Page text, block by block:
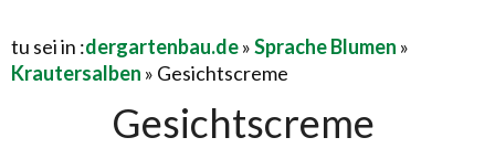
tu sei in :dergartenbau.de»Sprache Blumen »
Krautersalben » Gesichtscreme
Gesichtscreme